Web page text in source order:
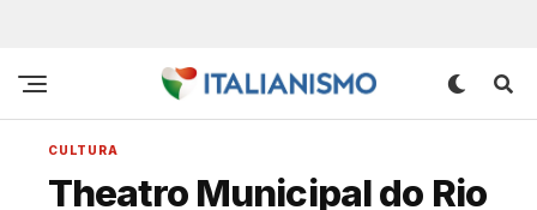
CULTURA
Theatro Municipal do Rio